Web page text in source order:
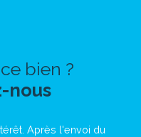
bien ?
nous
Après l'envoi du